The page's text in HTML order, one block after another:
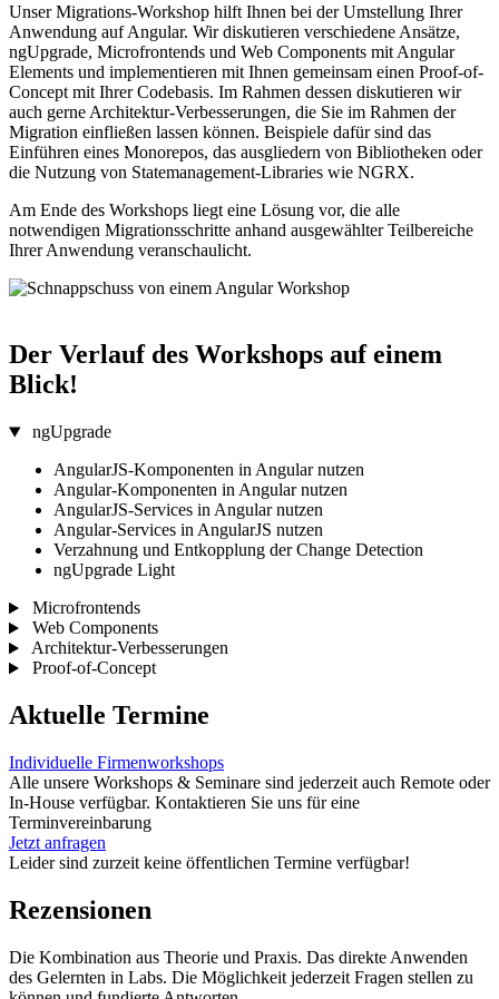
Unser Migrations-Workshop hilft Ihnen bei der Umstellung Ihrer
Anwendung auf Angular. Wir diskutieren verschiedene Ansätze,
ngUpgrade, Microfrontends und Web Components mit Angular
Elements und implementieren mit Ihnen gemeinsam einen Proof-of-
Concept mit Ihrer Codebasis. Im Rahmen dessen diskutieren wir
auch gerne Architektur-Verbesserungen, die Sie im Rahmen der
Migration einfließen lassen können. Beispiele dafür sind das
Einführen eines Monorepos, das ausgliedern von Bibliotheken oder
die Nutzung von Statemanagement-Libraries wie NGRX.
Am Ende des Workshops liegt eine Lösung vor, die alle
notwendigen Migrationsschritte anhand ausgewählter Teilbereiche
Ihrer Anwendung veranschaulicht.
Der Verlauf des Workshops auf einem
Blick!
ngUpgrade
AngularJS-Komponenten in Angular nutzen
Angular-Komponenten in Angular nutzen
AngularJS-Services in Angular nutzen
Angular-Services in AngularJS nutzen
Verzahnung und Entkopplung der Change Detection
ngUpgrade Light
Microfrontends
Web Components
Architektur-Verbesserungen
Proof-of-Concept
Aktuelle Termine
Individuelle Firmenworkshops
Alle unsere Workshops & Seminare sind jederzeit auch Remote oder
In-House verfügbar. Kontaktieren Sie uns für eine
Terminvereinbarung
Jetzt anfragen
Leider sind zurzeit keine öffentlichen Termine verfügbar!
Rezensionen
Die Kombination aus Theorie und Praxis. Das direkte Anwenden
des Gelernten in Labs. Die Möglichkeit jederzeit Fragen stellen zu